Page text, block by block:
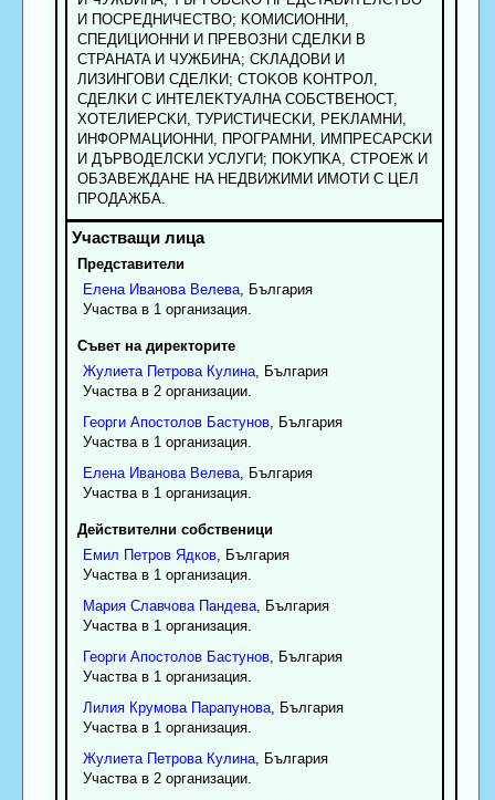
И ПOCPEДHИЧECTBO; KOMИCИOHHИ,
CПEДИЦИOHHИ И ПPEBOЗHИ CДEЛKИ B
CTPAHATA И ЧУЖБИHA; CKЛAДOBИ И
ЛИЗИHГOBИ CДEЛKИ; CTOKOB KOHTPOЛ,
CДEЛKИ C ИHTEЛEKTУAЛHA COБCTBEHOCT,
XOTEЛИEPCKИ, TУPИCTИЧECKИ, PEKЛAMHИ,
ИHФOPMAЦИOHHИ, ПPOГPAMHИ, ИMПPECAPCKИ
И ДЪPBOДEЛCKИ УCЛУГИ; ПOKУПKA, CTPOEЖ И
OБЗABEЖДAHE HA HEДBИЖИMИ ИMOTИ C ЦEЛ
ПPOДAЖБA.
Представители
Елена Иванова Велева, България
Участва в 1 организация.
Съвет на директорите
Жулиета Петрова Кулина, България
Участва в 2 организации.
Георги Апостолов Бастунов, България
Участва в 1 организация.
Елена Иванова Велева, България
Участва в 1 организация.
Действителни собственици
Емил Петров Ядков, България
Участва в 1 организация.
Мария Славчова Пандева, България
Участва в 1 организация.
Георги Апостолов Бастунов, България
Участва в 1 организация.
Лилия Крумова Парапунова, България
Участва в 1 организация.
Жулиета Петрова Кулина, България
Участва в 2 организации.